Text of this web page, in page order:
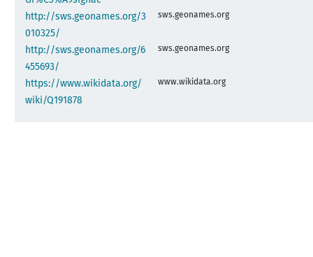
http://sws.geonames.org/3
010325/
sws.geonames.org
http://sws.geonames.org/6
455693/
sws.geonames.org
https://www.wikidata.org/
wiki/Q191878
www.wikidata.org